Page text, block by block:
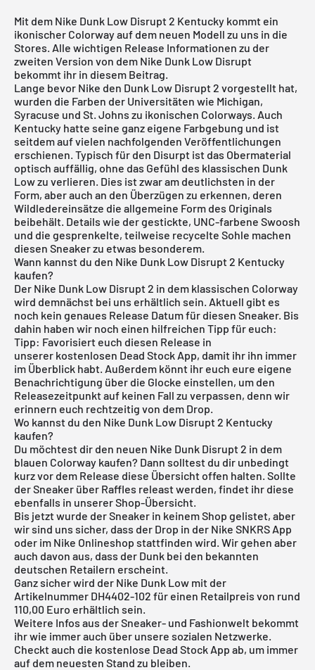
Mit dem Nike Dunk Low Disrupt 2 Kentucky kommt ein
ikonischer Colorway auf dem neuen Modell zu uns in die
Stores. Alle wichtigen Release Informationen zu der
zweiten Version von dem Nike Dunk Low Disrupt
bekommt ihr in diesem Beitrag.
Lange bevor Nike den Dunk Low Disrupt 2 vorgestellt hat,
wurden die Farben der Universitäten wie Michigan,
Syracuse und St. Johns zu ikonischen Colorways. Auch
Kentucky hatte seine ganz eigene Farbgebung und ist
seitdem auf vielen nachfolgenden Veröffentlichungen
erschienen. Typisch für den Disurpt ist das Obermaterial
optisch auffällig, ohne das Gefühl des klassischen Dunk
Low zu verlieren. Dies ist zwar am deutlichsten in der
Form, aber auch an den Überzügen zu erkennen, deren
Wildledereinsätze die allgemeine Form des Originals
beibehält. Details wie der gestickte, UNC-farbene Swoosh
und die gesprenkelte, teilweise recycelte Sohle machen
diesen Sneaker zu etwas besonderem.
Wann kannst du den Nike Dunk Low Disrupt 2 Kentucky
kaufen?
Der Nike Dunk Low Disrupt 2 in dem klassischen Colorway
wird demnächst bei uns erhältlich sein. Aktuell gibt es
noch kein genaues Release Datum für diesen Sneaker. Bis
dahin haben wir noch einen hilfreichen Tipp für euch:
Tipp: Favorisiert euch diesen Release in
unserer kostenlosen Dead Stock App, damit ihr ihn immer
im Überblick habt. Außerdem könnt ihr euch eure eigene
Benachrichtigung über die Glocke einstellen, um den
Releasezeitpunkt auf keinen Fall zu verpassen, denn wir
erinnern euch rechtzeitig von dem Drop.
Wo kannst du den Nike Dunk Low Disrupt 2 Kentucky
kaufen?
Du möchtest dir den neuen Nike Dunk Disrupt 2 in dem
blauen Colorway kaufen? Dann solltest du dir unbedingt
kurz vor dem Release diese Übersicht offen halten. Sollte
der Sneaker über Raffles releast werden, findet ihr diese
ebenfalls in unserer Shop-Übersicht.
Bis jetzt wurde der Sneaker in keinem Shop gelistet, aber
wir sind uns sicher, dass der Drop in der Nike SNKRS App
oder im Nike Onlineshop stattfinden wird. Wir gehen aber
auch davon aus, dass der Dunk bei den bekannten
deutschen Retailern erscheint.
Ganz sicher wird der Nike Dunk Low mit der
Artikelnummer DH4402-102 für einen Retailpreis von rund
110,00 Euro erhältlich sein.
Weitere Infos aus der Sneaker- und Fashionwelt bekommt
ihr wie immer auch über unsere sozialen Netzwerke.
Checkt auch die kostenlose Dead Stock App ab, um immer
auf dem neuesten Stand zu bleiben.